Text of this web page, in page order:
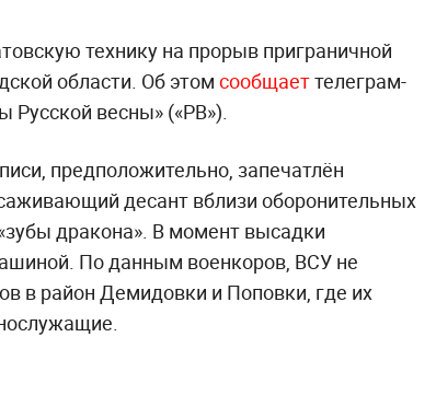
технику на прорыв приграничной
области. Об этом сообщаеттелеграм-
Русской весны» («РВ»).
предположительно, запечатлён
десант вблизи оборонительных
дракона». В момент высадки
По данным военкоров, ВСУ не
в район Демидовки и Поповки, где их